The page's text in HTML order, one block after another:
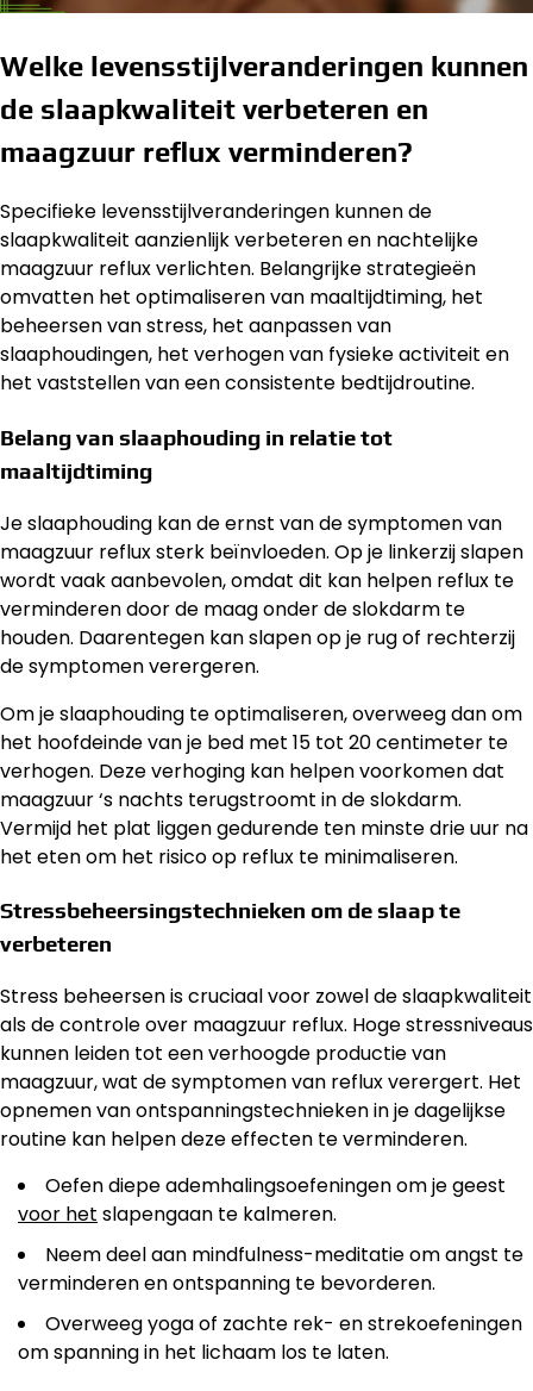
Welke levensstijlveranderingen kunnen
de slaapkwaliteit verbeteren en
maagzuur reflux verminderen?
Specifieke levensstijlveranderingen kunnen de
slaapkwaliteit aanzienlijk verbeteren en nachtelijke
maagzuur reflux verlichten. Belangrijke strategieën
omvatten het optimaliseren van maaltijdtiming, het
beheersen van stress, het aanpassen van
slaaphoudingen, het verhogen van fysieke activiteit en
het vaststellen van een consistente bedtijdroutine.
Belang van slaaphouding in relatie tot
maaltijdtiming
Je slaaphouding kan de ernst van de symptomen van
maagzuur reflux sterk beïnvloeden. Op je linkerzij slapen
wordt vaak aanbevolen, omdat dit kan helpen reflux te
verminderen door de maag onder de slokdarm te
houden. Daarentegen kan slapen op je rug of rechterzij
de symptomen verergeren.
Om je slaaphouding te optimaliseren, overweeg dan om
het hoofdeinde van je bed met 15 tot 20 centimeter te
verhogen. Deze verhoging kan helpen voorkomen dat
maagzuur ‘s nachts terugstroomt in de slokdarm.
Vermijd het plat liggen gedurende ten minste drie uur na
het eten om het risico op reflux te minimaliseren.
Stressbeheersingstechnieken om de slaap te
verbeteren
Stress beheersen is cruciaal voor zowel de slaapkwaliteit
als de controle over maagzuur reflux. Hoge stressniveaus
kunnen leiden tot een verhoogde productie van
maagzuur, wat de symptomen van reflux verergert. Het
opnemen van ontspanningstechnieken in je dagelijkse
routine kan helpen deze effecten te verminderen.
Oefen diepe ademhalingsoefeningen om je geest
voor het slapengaan te kalmeren.
Neem deel aan mindfulness-meditatie om angst te
verminderen en ontspanning te bevorderen.
Overweeg yoga of zachte rek- en strekoefeningen
om spanning in het lichaam los te laten.